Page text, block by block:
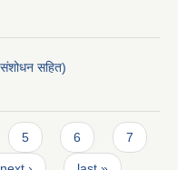
सहित)
5 6 7